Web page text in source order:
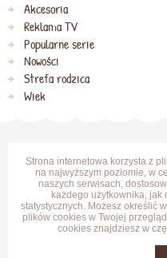
Akcesoria
Reklama TV
Popularne serie
Nowości
Strefa rodzica
Wiek
Strona internetowa korzysta z
na najwyższym poziomie, w
naszych serwisach,
każdego użytkownika,
statystycznych. Możesz określić
plików cookies w Twojej
cookies znajdziesz w